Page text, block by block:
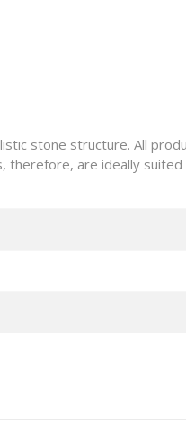
stone structure. All
are ideally